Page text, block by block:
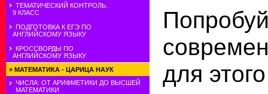
ТЕМАТИЧЕСКИЙ КОНТРОЛЬ.
9 КЛАСС
ПОДГОТОВКА К ЕГЭ ПО
АНГЛИЙСКОМУ ЯЗЫКУ
КРОССВОРДЫ ПО
АНГЛИЙСКОМУ ЯЗЫКУ
» МАТЕМАТИКА - ЦАРИЦА НАУК
ЧИСЛА: ОТ АРИФМЕТИКИ ДО ВЫСШЕЙ
МАТЕМАТИКИ
для